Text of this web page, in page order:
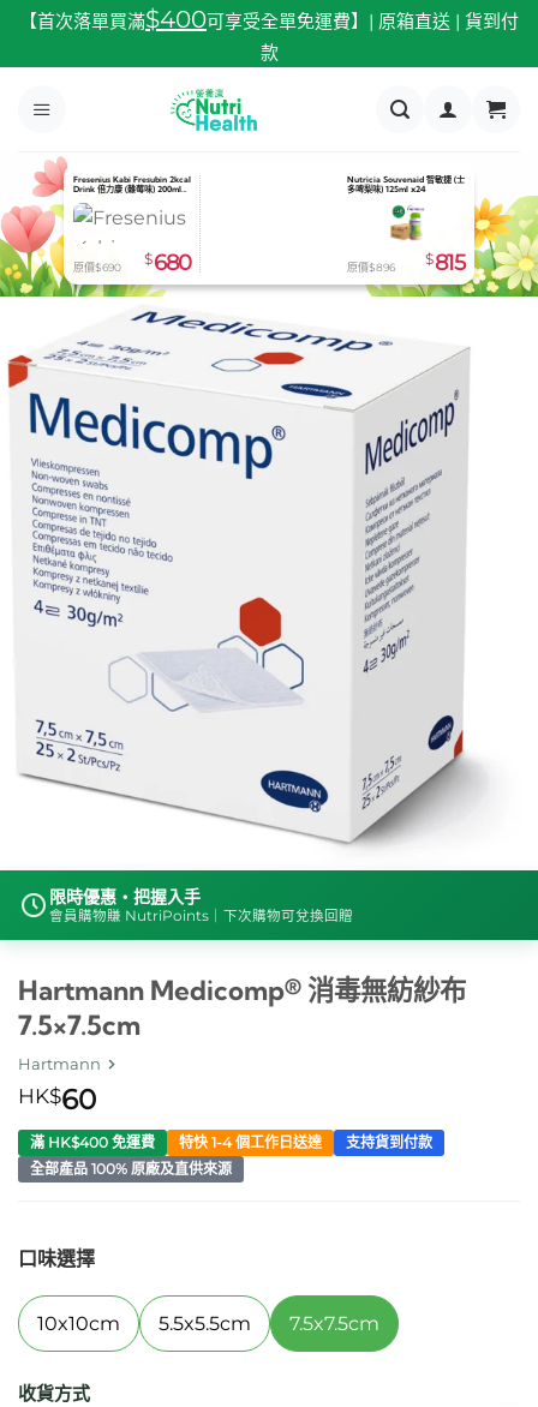
內
【首次落單買滿$400可享受全單免運費】| 原箱直送 | 貨到付
款
Fresenius Kabi Fresubin 2kcal
Drink 倍力康 (雜莓味) 200ml
x24
原價$690 $ 680
Abbott Nepro LP 怡腎康 較低
蛋白配方 (雲呢拿味) 24支/箱-
原價$830 $815
限時優惠・把握入手
會員購物賺 NutriPoints｜下次購物可兌換回贈
Hartmann Medicomp® 消毒無紡紗布
7.5×7.5cm
Hartmann
HK$60
滿 HK$400 免運費 特快 1-4 個工作日送達
支持貨到付款
全部產品 100% 原廠及直供來源
口味選擇
10x10cm 5.5x5.5cm 7.5x7.5cm
收貨方式